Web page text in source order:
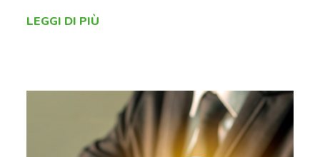
LEGGI DI PIÙ